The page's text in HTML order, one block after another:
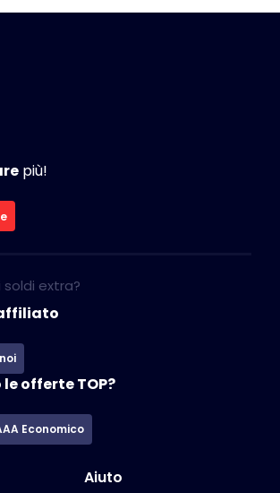
più!
soldi extra?
offerte TOP?
Economico
Aiuto